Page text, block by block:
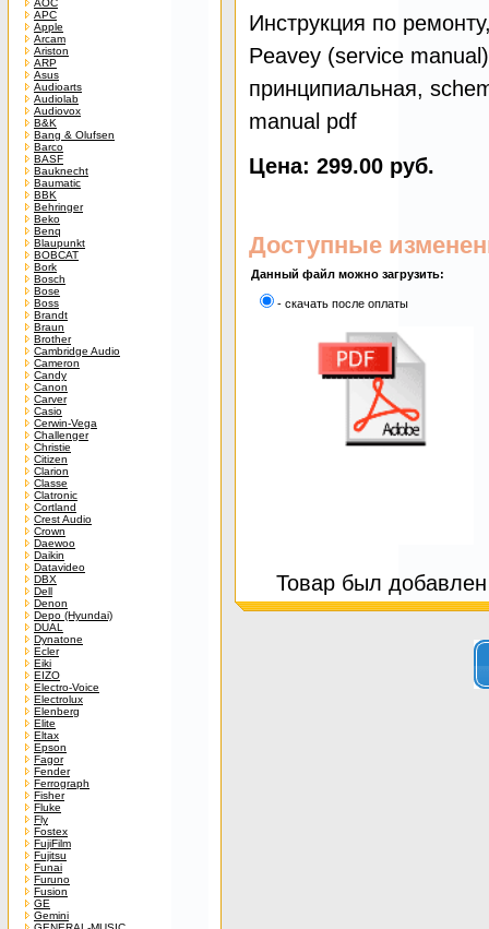
AOC
APC
Apple
Arcam
Ariston
ARP
Asus
Audioarts
Audiolab
Audiovox
B&K
Bang & Olufsen
Barco
BASF
Bauknecht
Baumatic
BBK
Behringer
Beko
Benq
Blaupunkt
BOBCAT
Bork
Bosch
Bose
Boss
Brandt
Braun
Brother
Cambridge Audio
Cameron
Candy
Canon
Carver
Casio
Cerwin-Vega
Challenger
Christie
Citizen
Clarion
Classe
Clatronic
Cortland
Crest Audio
Crown
Daewoo
Daikin
Datavideo
DBX
Dell
Denon
Depo (Hyundai)
DUAL
Dynatone
Ecler
Eiki
EIZO
Electro-Voice
Electrolux
Elenberg
Elite
Eltax
Epson
Fagor
Fender
Ferrograph
Fisher
Fluke
Fly
Fostex
FujiFilm
Fujitsu
Funai
Furuno
Fusion
GE
Gemini
Инструкция по
Peavey (service
принципиальная,
manual pdf
Цена: 299.00 руб.
Доступные
Данный файл можно загрузить:
- скачать после оплаты
Товар был